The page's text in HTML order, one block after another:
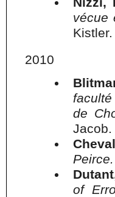
vécue
Kistler.
2010
de
Jacob.
Peirce.
of